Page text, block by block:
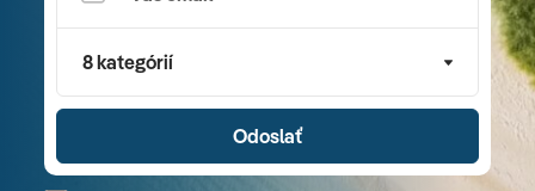
8 kategórií
Odoslať